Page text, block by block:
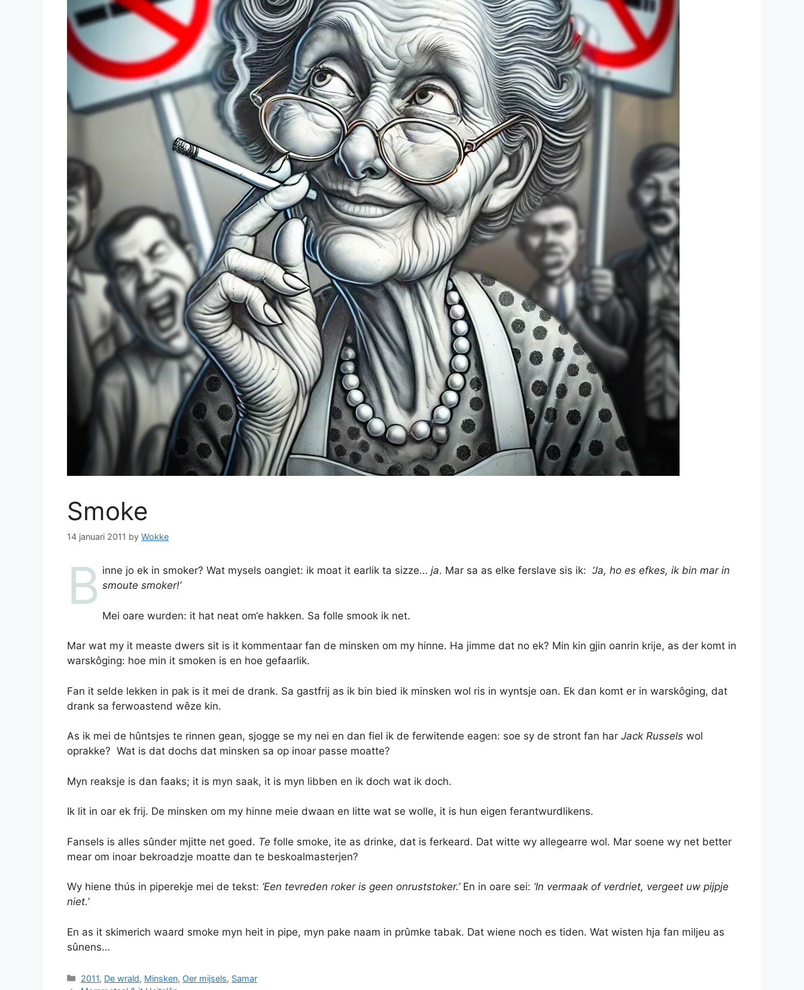
Smoke
14 januari 2011 by Wokke
B inne jo ek in smoker? Wat mysels oangiet: ik moat it earlik ta sizze…ja. Mar sa as elke ferslave sis ik:‘Ja, ho es efkes, ik bin mar in
smoute smoker!’
Mei oare wurden: it hat neat om‘e hakken. Sa folle smook ik net.
Mar wat my it measte dwers sit is it kommentaar fan de minsken om my hinne. Ha jimme dat no ek? Min kin gjin oanrin krije, as der komt in
warskôging: hoe min it smoken is en hoe gefaarlik.
Fan it selde lekken in pak is it mei de drank. Sa gastfrij as ik bin bied ik minsken wol ris in wyntsje oan. Ek dan komt er in warskôging, dat
drank sa ferwoastend wêze kin.
As ik mei de hûntsjes te rinnen gean, sjogge se my nei en dan fiel ik de ferwitende eagen: soe sy de stront fan har Jack Russels wol
oprakke? Wat is dat dochs dat minsken sa op inoar passe moatte?
Myn reaksje is dan faaks; it is myn saak, it is myn libben en ik doch wat ik doch.
Ik lit in oar ek frij. De minsken om my hinne meie dwaan en litte wat se wolle, it is hun eigen ferantwurdlikens.
Fansels is alles sûnder mjitte net goed. Te folle smoke, ite as drinke, dat is ferkeard. Dat witte wy allegearre wol. Mar soene wy net better
mear om inoar bekroadzje moatte dan te beskoalmasterjen?
Wy hiene thús in piperekje mei de tekst: ‘Een tevreden roker is geen onruststoker.’En in oare sei: ‘In vermaak of verdriet, vergeet uw pijpje
niet.’
En as it skimerich waard smoke myn heit in pipe, myn pake naam in prûmke tabak. Dat wiene noch es tiden. Wat wisten hja fan miljeu as
sûnens…
Categories
2011, De wrald, Minsken, Oer mijsels, Samar